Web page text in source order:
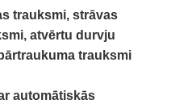
trauksmi, strāvas
atvērtu durvju
trauksmi
automātiskās